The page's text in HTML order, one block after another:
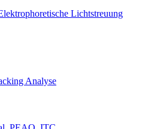
Lichtstreuung
Analyse